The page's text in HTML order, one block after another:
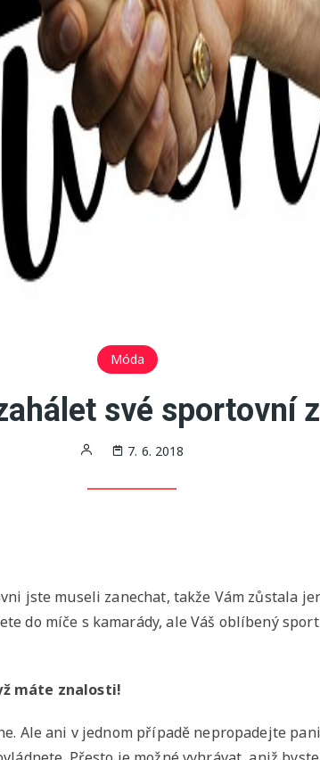
Móda
své sportovní
7. 6. 2018
jste museli zanechat, takže Vám zůstala
do míče s kamarády, ale Váš oblíbený
máte znalosti!
Ale ani v jednom případě nepropadejte